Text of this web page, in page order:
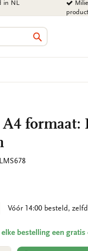
in NL
Zoeken
A4
Vóór 14:00 besteld,
bestelling een